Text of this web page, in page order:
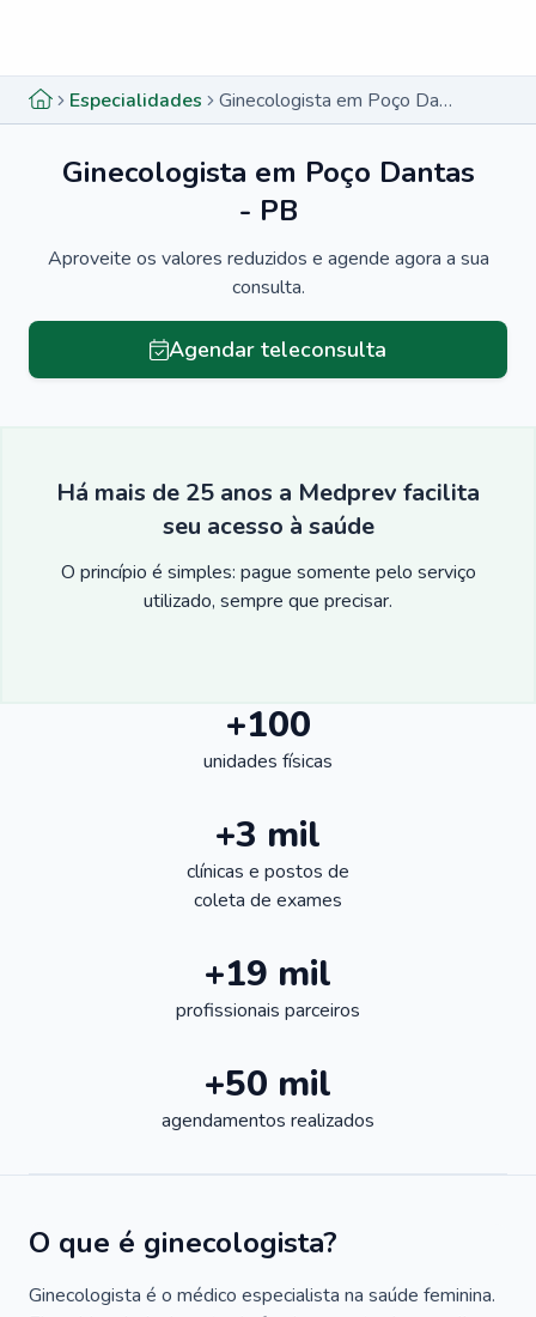
Especialidades Ginecologista em Poço Dantas - PB
Ginecologista em Poço Dantas
- PB
Aproveite os valores reduzidos e agende agora a sua
consulta.
Agendar teleconsulta
Há mais de 25 anos a Medprev facilita
seu acesso à saúde
O princípio é simples: pague somente pelo serviço
utilizado, sempre que precisar.
+100
unidades físicas
+3 mil
clínicas e postos de
coleta de exames
+19 mil
profissionais parceiros
+50 mil
agendamentos realizados
O que é ginecologista?
Ginecologista é o médico especialista na saúde feminina.